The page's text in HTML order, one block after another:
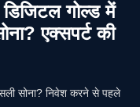
गोल्ड में
एक्सपर्ट की
सोना? निवेश करने से पहले